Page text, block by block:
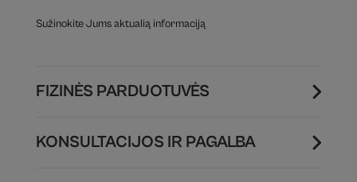
Sužinokite Jums aktualią informaciją
FIZINĖS PARDUOTUVĖS
KONSULTACIJOS IR PAGALBA